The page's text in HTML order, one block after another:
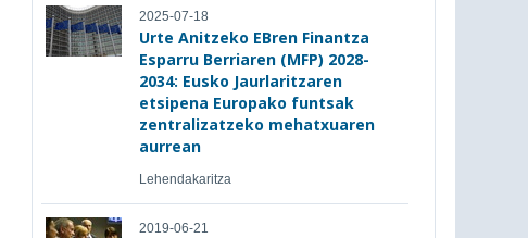
2025-07-18
Urte Anitzeko EBren Finantza
Esparru Berriaren (MFP) 2028-
2034: Eusko Jaurlaritzaren
etsipena Europako funtsak
zentralizatzeko mehatxuaren
aurrean
Lehendakaritza
2019-06-21